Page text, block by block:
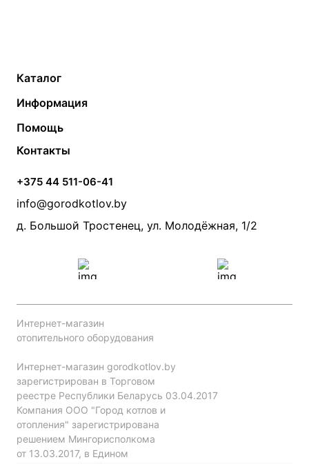
Каталог
Твердотопливные котлы
Электрические котлы
Банные печи
Камины и печи
Теплый пол
Радиаторы
Насосы
Дымоходы
Информация
Контакты
Статьи
Акции
Производители
Помощь
Монтаж систем отопления
Прайс по монтажу систем отопления
Проект систем отопления
Контакты
+375 44 511-06-41
info@gorodkotlov.by
д. Большой Тростенец, ул. Молодёжная, 1/2
Интернет-магазин
отопительного оборудования
Интернет-магазин gorodkotlov.by
зарегистрирован в Торговом
реестре Республики Беларусь 03.04.2017
Компания ООО "Город котлов и
отопления" зарегистрирована
решением Мингорисполкома
от 13.03.2017, в Едином